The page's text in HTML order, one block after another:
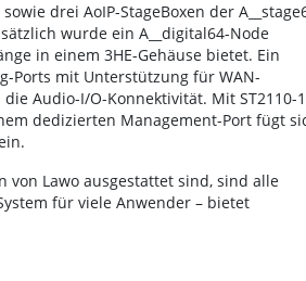
drei AoIP-StageBoxen der
wurde ein A__digital64-Node
in einem 3HE-Gehäuse bietet. Ein
Ports mit Unterstützung für WAN-
Audio-I/O-Konnektivität. Mit ST2110-
dedizierten Management-Port fügt
von Lawo ausgestattet sind, sind alle
für viele Anwender – bietet